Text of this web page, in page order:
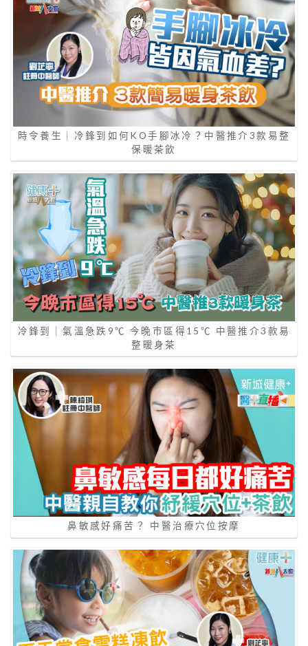
時令養生｜冷鋒到如何KO手腳冰冷？中醫推介3款易整
保暖茶飲
冷鋒到｜氣溫急跌9℃ 今晚巿區得15℃ 中醫推介3款易
整暖身茶
鼻敏感好痛苦？ 中醫治療穴位按摩